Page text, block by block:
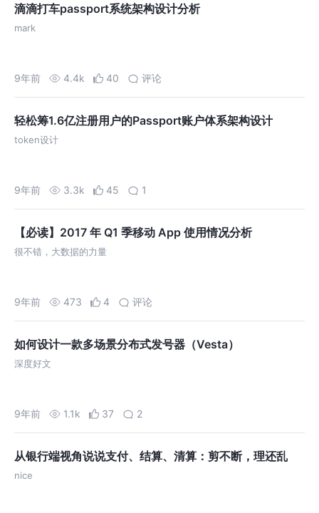
滴滴打车passport系统架构设计分析
mark
9年前 4.4k 40 评论
轻松筹1.6亿注册用户的Passport账户体系架构设计
token设计
9年前 3.3k 45 1
【必读】2017 年 Q1 季移动 App 使用情况分析
很不错，大数据的力量
9年前 473 4 评论
如何设计一款多场景分布式发号器（Vesta）
深度好文
9年前 1.1k 37 2
从银行端视角说说支付、结算、清算：剪不断，理还乱
nice